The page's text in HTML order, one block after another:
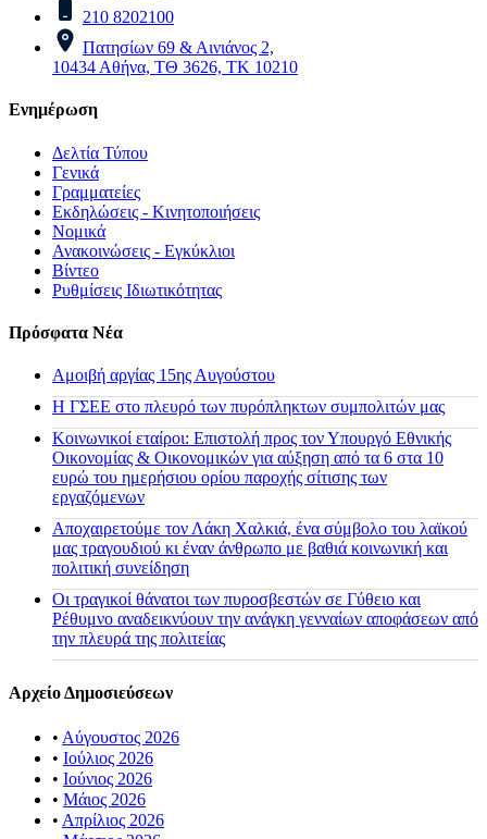
210 8202100
Πατησίων 69 & Αινιάνος 2,
10434 Αθήνα, ΤΘ 3626, ΤΚ 10210
Ενημέρωση
Δελτία Τύπου
Γενικά
Γραμματείες
Εκδηλώσεις - Κινητοποιήσεις
Νομικά
Ανακοινώσεις - Εγκύκλιοι
Βίντεο
Ρυθμίσεις Ιδιωτικότητας
Πρόσφατα Νέα
Αμοιβή αργίας 15ης Αυγούστου
H ΓΣΕΕ στο πλευρό των πυρόπληκτων συμπολιτών μας
Κοινωνικοί εταίροι: Επιστολή προς τον Υπουργό Εθνικής
Οικονομίας & Οικονομικών για αύξηση από τα 6 στα 10
ευρώ του ημερήσιου ορίου παροχής σίτισης των
εργαζόμενων
Αποχαιρετούμε τον Λάκη Χαλκιά, ένα σύμβολο του λαϊκού
μας τραγουδιού κι έναν άνθρωπο με βαθιά κοινωνική και
πολιτική συνείδηση
Οι τραγικοί θάνατοι των πυροσβεστών σε Γύθειο και
Ρέθυμνο αναδεικνύουν την ανάγκη γενναίων αποφάσεων από
την πλευρά της πολιτείας
Αρχείο Δημοσιεύσεων
• Αύγουστος 2026
• Ιούλιος 2026
• Ιούνιος 2026
• Μάιος 2026
• Απρίλιος 2026